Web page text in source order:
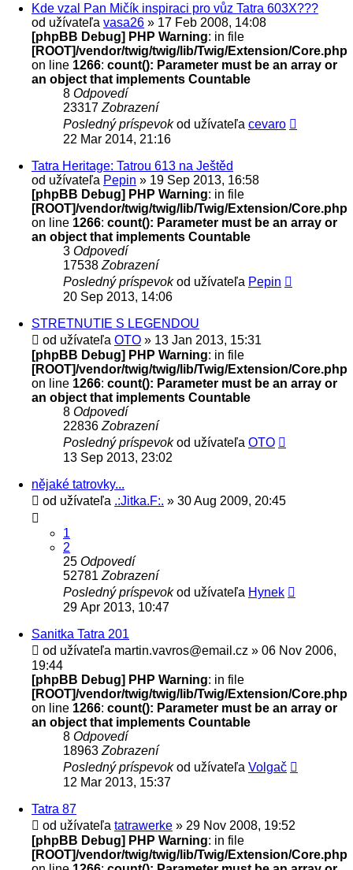
Kde vzal Pan Mičík inspiraci pro vůz Tatra 603X???
od užívateľa vasa26 » 17 Feb 2008, 14:08
[phpBB Debug] PHP Warning: in file
[ROOT]/vendor/twig/twig/lib/Twig/Extension/Core.php
on line 1266: count(): Parameter must be an array or
an object that implements Countable
8 Odpovedí
23317 Zobrazení
Posledný príspevokod užívateľa cevaro
22 Mar 2014, 21:16
Tatra Heritage: Tatrou 613 na Ještěd
od užívateľa Pepin » 19 Sep 2013, 16:58
[phpBB Debug] PHP Warning: in file
[ROOT]/vendor/twig/twig/lib/Twig/Extension/Core.php
on line 1266: count(): Parameter must be an array or
an object that implements Countable
3 Odpovedí
17538 Zobrazení
Posledný príspevokod užívateľa Pepin
20 Sep 2013, 14:06
STRETNUTIE S LEGENDOU
od užívateľa OTO » 13 Jan 2013, 15:31
[phpBB Debug] PHP Warning: in file
[ROOT]/vendor/twig/twig/lib/Twig/Extension/Core.php
on line 1266: count(): Parameter must be an array or
an object that implements Countable
8 Odpovedí
22836 Zobrazení
Posledný príspevokod užívateľa OTO
13 Sep 2013, 23:02
nějaké tatrovky...
od užívateľa .:Jitka.F:. » 30 Aug 2009, 20:45
1
2
25 Odpovedí
52781 Zobrazení
Posledný príspevokod užívateľa Hynek
29 Apr 2013, 10:47
Sanitka Tatra 201
od užívateľa martin.vavros@email.cz » 06 Nov 2006,
19:44
[phpBB Debug] PHP Warning: in file
[ROOT]/vendor/twig/twig/lib/Twig/Extension/Core.php
on line 1266: count(): Parameter must be an array or
an object that implements Countable
8 Odpovedí
18963 Zobrazení
Posledný príspevokod užívateľa Volgač
12 Mar 2013, 15:37
Tatra 87
od užívateľa tatrawerke » 29 Nov 2008, 19:52
[phpBB Debug] PHP Warning: in file
[ROOT]/vendor/twig/twig/lib/Twig/Extension/Core.php